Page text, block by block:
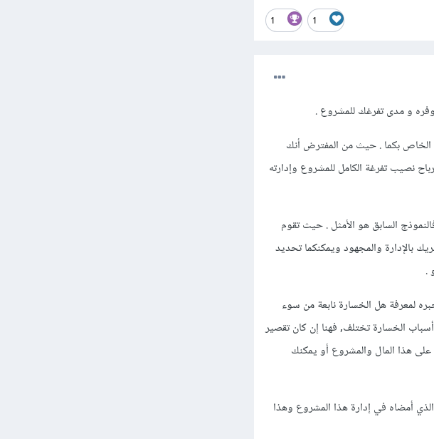
1
1
و مدى تفرغك للمشروع .
الخاص بكما . حيث من المفترض أنك
نصيب تفرغة الكامل للمشروع وإدارته
السابق هو الأمثل . حيث تقوم
المال وهو شريك بالإدارة والمجهود ويمكنكما تحديد
.
لمعرفة هل الخسارة نابعة من سوء
الخسارة تختلف, فهنا إن كان تقصير
هذا المال والمشروع أو يمكنك
أمضاه في إدارة هذا المشروع وهذا